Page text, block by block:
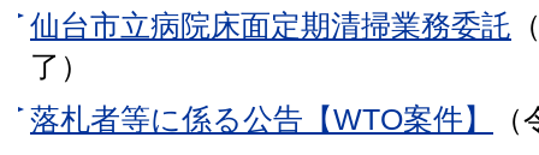
仙台市立病院床面定期清掃業務委託
了）
落札者等に係る公告【WTO案件】